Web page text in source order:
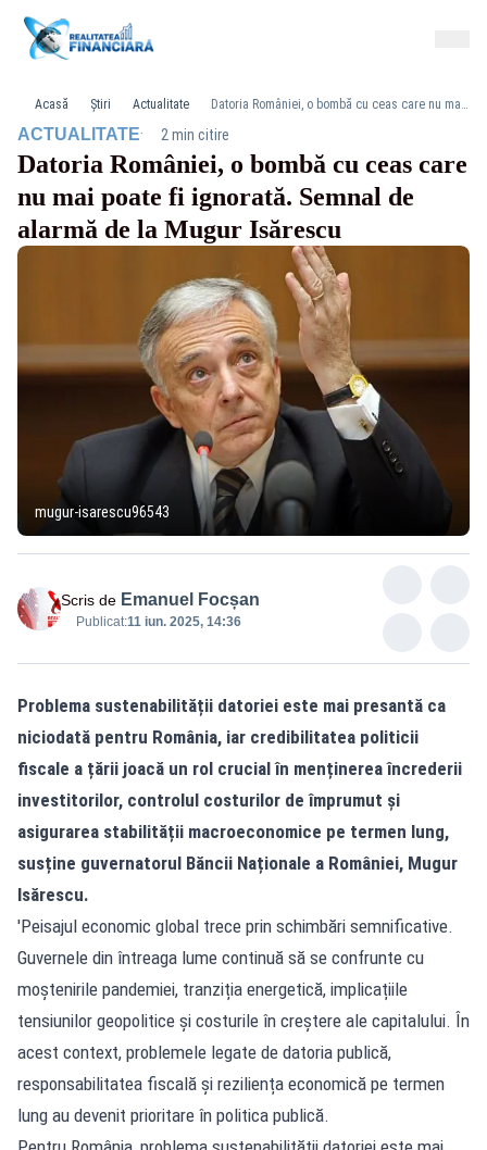
Acasă Știri Actualitate Datoria României, o bombă cu ceas care nu mai poate fi ignorată. Semnal de alarmă de la Mugur Isărescu
ACTUALITATE· 2 min citire
Datoria României, o bombă cu ceas care
nu mai poate fi ignorată. Semnal de
alarmă de la Mugur Isărescu
mugur-isarescu96543
Scris de Emanuel Focșan
Publicat:11 iun. 2025, 14:36
Problema sustenabilității datoriei este mai presantă ca
niciodată pentru România, iar credibilitatea politicii
fiscale a țării joacă un rol crucial în menținerea încrederii
investitorilor, controlul costurilor de împrumut și
asigurarea stabilității macroeconomice pe termen lung,
susține guvernatorul Băncii Naționale a României, Mugur
Isărescu.
'Peisajul economic global trece prin schimbări semnificative.
Guvernele din întreaga lume continuă să se confrunte cu
moștenirile pandemiei, tranziția energetică, implicațiile
tensiunilor geopolitice și costurile în creștere ale capitalului. În
acest context, problemele legate de datoria publică,
responsabilitatea fiscală și reziliența economică pe termen
lung au devenit prioritare în politica publică.